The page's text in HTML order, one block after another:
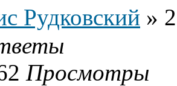
Рудковский »
Просмотры